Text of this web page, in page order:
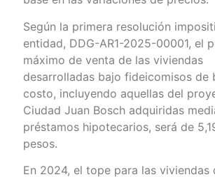
Según la primera resolución
entidad, DDG-AR1-2025-00001, el
máximo de venta de las viviendas
desarrolladas bajo fideicomisos de
costo, incluyendo aquellas del
Ciudad Juan Bosch adquiridas
préstamos hipotecarios, será de
pesos.
En 2024, el tope para las viviendas